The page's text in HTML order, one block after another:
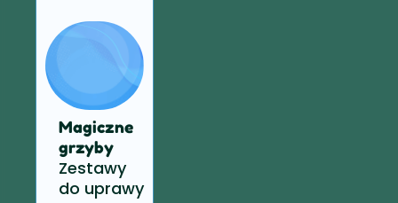
Magiczne
grzyby
Zestawy
do uprawy